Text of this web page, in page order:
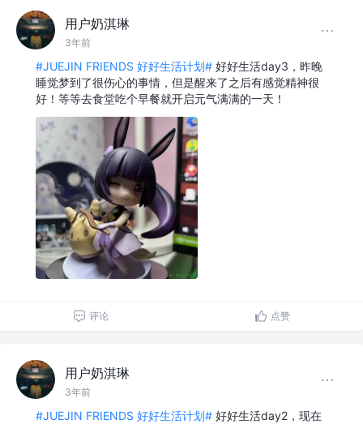
用户奶淇琳
3年前
#JUEJIN FRIENDS 好好生活计划# 好好生活day3，昨晚
睡觉梦到了很伤心的事情，但是醒来了之后有感觉精神很
好！等等去食堂吃个早餐就开启元气满满的一天！
评论 点赞
用户奶淇琳
3年前
#JUEJIN FRIENDS 好好生活计划# 好好生活day2，现在